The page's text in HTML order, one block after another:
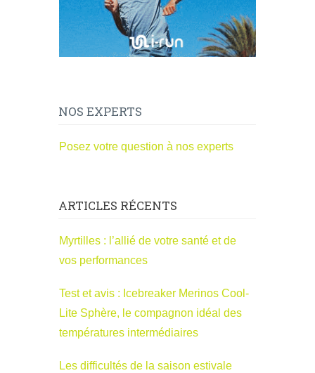
NOS EXPERTS
Posez votre question à nos experts
ARTICLES RÉCENTS
Myrtilles : l’allié de votre santé et de
vos performances
Test et avis : Icebreaker Merinos Cool-
Lite Sphère, le compagnon idéal des
températures intermédiaires
Les difficultés de la saison estivale